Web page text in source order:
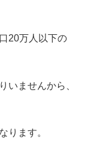
20万人以下の
いませんから、
ります。